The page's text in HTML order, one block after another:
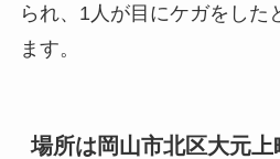
られ、1人が目にケガをした
ます。
場所は岡山市北区大元上